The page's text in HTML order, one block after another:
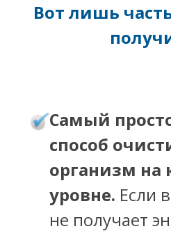
Вот лишь
Самый
способ
организм на
уровне. Если
не получает